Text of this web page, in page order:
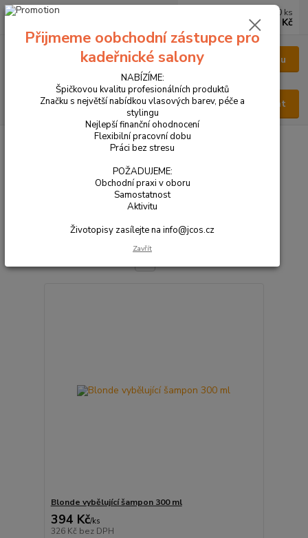
Menu
Hledat
0 ks
0 Kč
VŠECHNY PRODUKTY
VŠECHNY PRODUKTY
Nejdražší
Zobrazuji 1-30 z 267
Blonde vybělující šampon 300 ml
394 Kč/ks
326 Kč bez DPH
Přijmeme oobchodní zástupce pro
kadeřnické salony
NABÍZÍME:
Špičkovou kvalitu profesionálních produktů
Značku s největší nabídkou vlasových barev, péče a
stylingu
Nejlepší finanční ohodnocení
Flexibilní pracovní dobu
Práci bez stresu
POŽADUJEME:
Obchodní praxi v oboru
Samostatnost
Aktivitu
Životopisy zasílejte na info@jcos.cz
Zavřít